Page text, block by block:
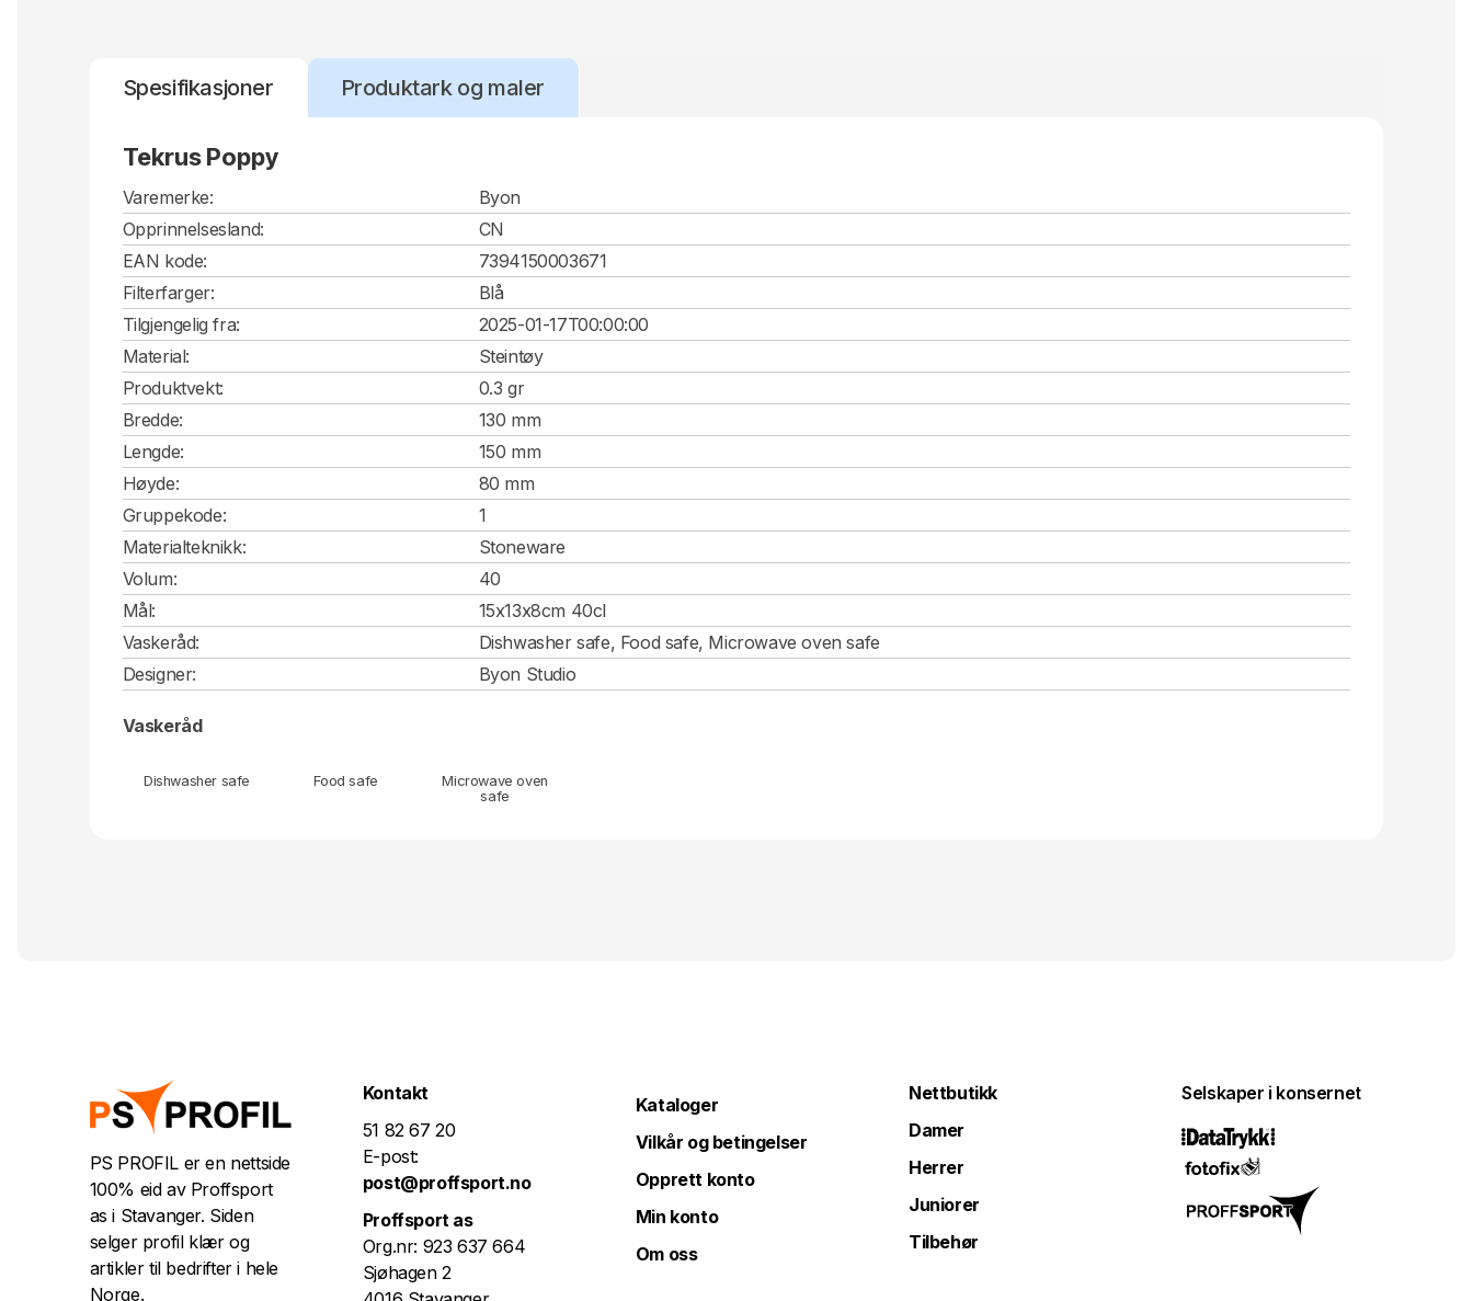
Spesifikasjoner Produktark og maler
Tekrus Poppy
Varemerke:
Byon
Opprinnelsesland:
CN
EAN kode:
7394150003671
Filterfarger:
Blå
Tilgjengelig fra:
2025-01-17T00:00:00
Material:
Steintøy
Produktvekt:
0.3 gr
Bredde:
130 mm
Lengde:
150 mm
Høyde:
80 mm
Gruppekode:
1
Materialteknikk:
Stoneware
Volum:
40
Mål:
15x13x8cm 40cl
Vaskeråd:
Dishwasher safe, Food safe, Microwave oven safe
Designer:
Byon Studio
Vaskeråd
Dishwasher safe Food safe
Microwave oven
safe
PS PROFIL er en nettside
100% eid av Proffsport
as i Stavanger. Siden
selger profil klær og
artikler til bedrifter i hele
Norge.
Kontakt
51 82 67 20
E-post:
post@proffsport.no
Proffsport as
Org.nr: 923 637 664
Sjøhagen 2
Kataloger
Vilkår og betingelser
Opprett konto
Min konto
Om oss
Nettbutikk
Damer
Herrer
Juniorer
Tilbehør
Selskaper i konsernet